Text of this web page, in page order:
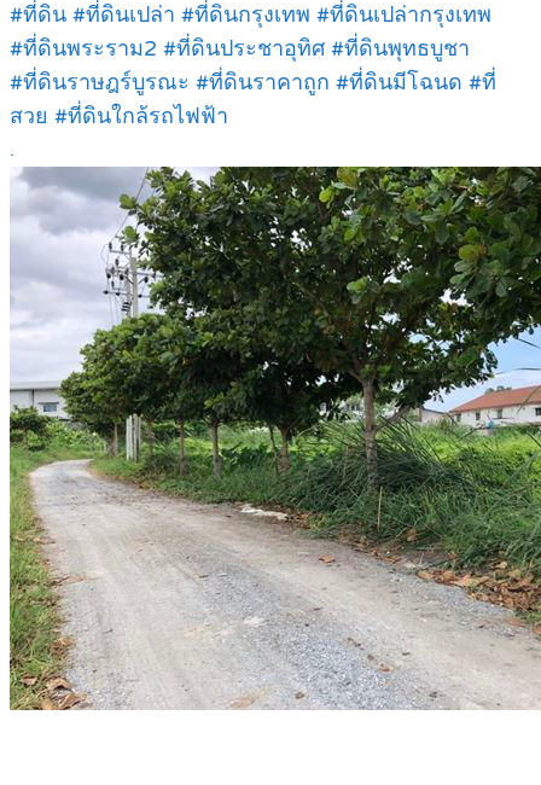
#ที่ดิน #ที่ดินเปล่า #ที่ดินกรุงเทพ #ที่ดินเปล่ากรุงเทพ
#ที่ดินพระราม2 #ที่ดินประชาอุทิศ #ที่ดินพุทธบูชา
#ที่ดินราษฎร์บูรณะ #ที่ดินราคาถูก #ที่ดินมีโฉนด #ที่
สวย #ที่ดินใกล้รถไฟฟ้า
.